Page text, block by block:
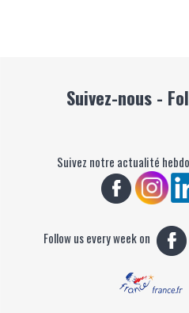
Suivez-nous -
Suivez notre actualité
Follow us every week on